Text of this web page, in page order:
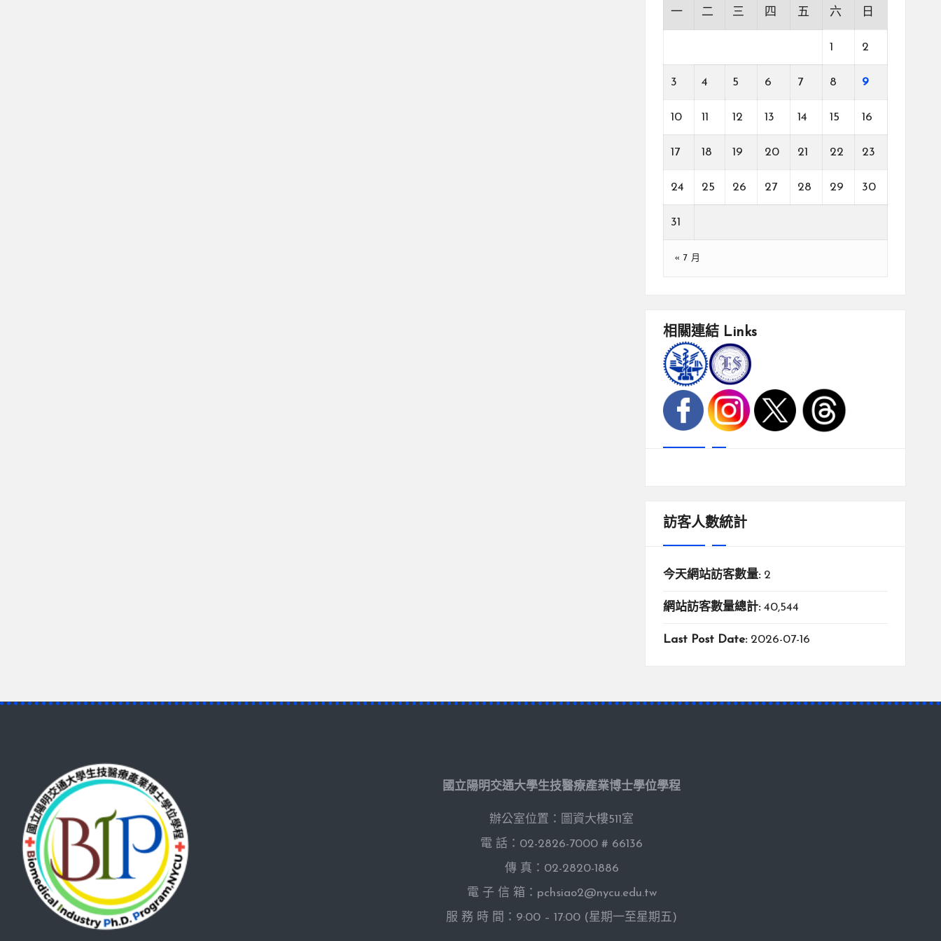
一 二 三 四 五 六 日
1 2
3 4 5 6 7 8 9
10 11 12 13 14 15 16
17 18 19 20 21 22 23
24 25 26 27 28 29 30
31
« 7 月
相關連結Links
訪客人數統計
今天網站訪客數量: 2
網站訪客數量總計: 40,544
Last Post Date: 2026-07-16
國立陽明交通大學生技醫療產業博士學位學程
辦公室位置：圖資大樓511室
電 話：02-2826-7000 # 66136
傳 真：02-2820-1886
電 子 信 箱：pchsiao2@nycu.edu.tw
服 務 時 間：9:00 – 17:00 (星期一至星期五)